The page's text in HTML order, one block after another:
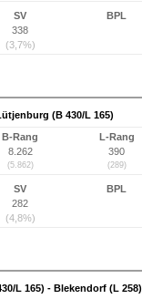
SV
338
(3,7%)
BPL
(B 430/L 165)
B-Rang
8.262
(5.862)
L-Rang
390
(289)
SV
282
(4,8%)
BPL
L 165) - Blekendorf (L 258)